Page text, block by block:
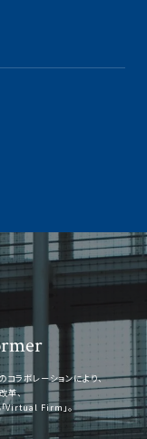
コラボレーションにより、
革、
Virtual Firm」。